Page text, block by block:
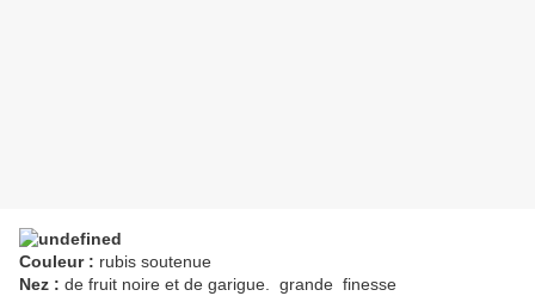
Couleur : rubis soutenue
Nez : de fruit noire et de garigue. grande finesse